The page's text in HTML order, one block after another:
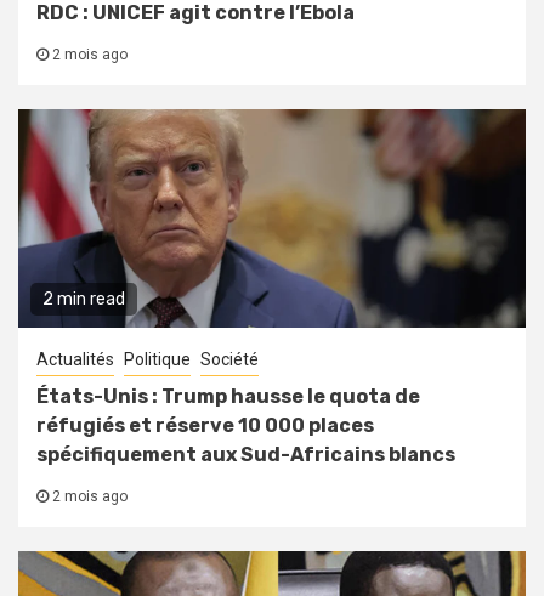
RDC : UNICEF agit contre l’Ebola
2 mois ago
2 min read
Actualités Politique Société
États-Unis : Trump hausse le quota de
réfugiés et réserve 10 000 places
spécifiquement aux Sud-Africains blancs
2 mois ago